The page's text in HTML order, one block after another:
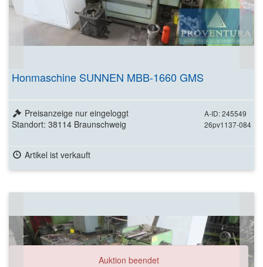
Honmaschine SUNNEN MBB-1660 GMS
A-ID: 245549
26pv1137-084
Preisanzeige nur eingeloggt
Standort: 38114 Braunschweig
Artikel ist verkauft
Auktion beendet